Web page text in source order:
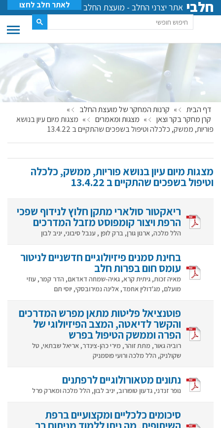
חלבי אתר יצרני החלב - מועצת החלב לאתר חלב לחצו
דף הבית » קרנות המחקר של מועצת החלב
»
קרן מחקר בקר וצאן
» מצגות ומאמרים » מצגות מיום עיון בנושא
פוריות, ממשק, כלכלה וטיפול בשפכים שהתקיים ב 13.4.22
מצגות מיום עיון בנושא פוריות, ממשק, כלכלה
וטיפול בשפכים שהתקיים ב 13.4.22
ריאקטור סולארי מתקן חלוץ לנידוף שפכי
הרפת ויצור קומפוסט מזבל המדרכים
הלל מלכה, ארנון גורן, ברק לופן , ענבל סיבוני, יניב לבון
בחינת סמנים פיזיולוגיים חדשניים לניטור
עומס חום בפרות חלב
מאיה זכות, גיתית קרא, גאיה-שמחה דאדאם, הדר קמר, עוזי
מועלם, מג'דולין אחמד, אלינה נמירובסקי, יוסי תם
פוטנציאל פליטות מתאן מפרש המדרכים
והקשר לדיאטה, המצב הפיזיולוגי של
הפרה וממשק הטיפול בפרש
רוביה גאור, מתת זוהר, מירי כהן-צינדר, אריאל שבתאי, טל
שקולניק, הלל מלכה ורועי פוסמניק
נתונים מטאורולוגיים לרפתנים
נופר זנדני, גדעון טופורוב, יניב לבון, הלל מלכה ומארק פרל
סיכומים כלכליים ומקצועיים ברפת